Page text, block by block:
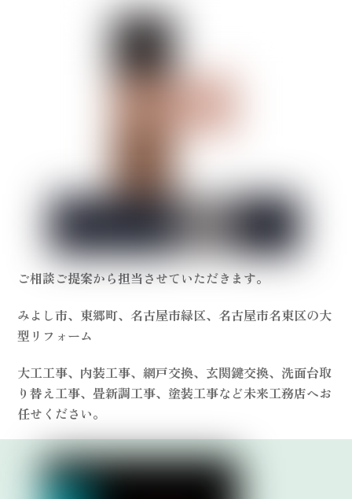
ご相談ご提案から担当させていただきます。
みよし市、東郷町、名古屋市緑区、名古屋市名東区の大
型リフォーム
大工工事、内装工事、網戸交換、玄関鍵交換、洗面台取
り替え工事、畳新調工事、塗装工事など未来工務店へお
任せください。